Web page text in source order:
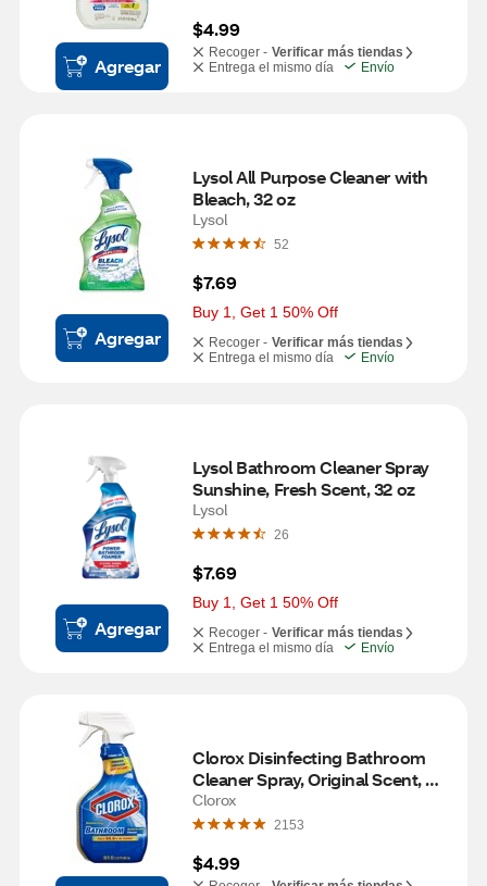
Agregar
$4.99
Recoger - Verificar más tiendas
Entrega el mismo día
Envío
Agregar
Lysol All Purpose Cleaner with
Bleach, 32 oz
Lysol
52
$7.69
Buy 1, Get 1 50% Off
Recoger - Verificar más tiendas
Entrega el mismo día
Envío
Agregar
Lysol Bathroom Cleaner Spray
Sunshine, Fresh Scent, 32 oz
Lysol
26
$7.69
Buy 1, Get 1 50% Off
Recoger - Verificar más tiendas
Entrega el mismo día
Envío
Clorox Disinfecting Bathroom
Cleaner Spray, Original Scent,
31.30 oz
Clorox
2153
$4.99